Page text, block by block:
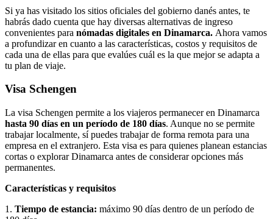
Si ya has visitado los sitios oficiales del gobierno danés antes, te
habrás dado cuenta que hay diversas alternativas de ingreso
convenientes para nómadas digitales en Dinamarca. Ahora vamos
a profundizar en cuanto a las características, costos y requisitos de
cada una de ellas para que evalúes cuál es la que mejor se adapta a
tu plan de viaje.
Visa Schengen
La visa Schengen permite a los viajeros permanecer en Dinamarca
hasta 90 días en un período de 180 días. Aunque no se permite
trabajar localmente, sí puedes trabajar de forma remota para una
empresa en el extranjero. Esta visa es para quienes planean estancias
cortas o explorar Dinamarca antes de considerar opciones más
permanentes.
Características y requisitos
1. Tiempo de estancia: máximo 90 días dentro de un período de